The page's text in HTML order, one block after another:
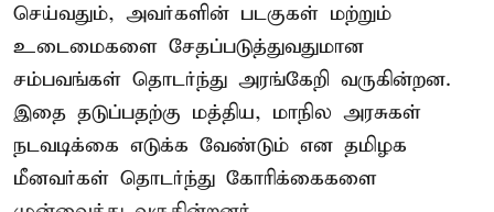
செய்வதும், அவர்களின் படகுகள் மற்றும்
உடைமைகளை சேதப்படுத்துவதுமான
சம்பவங்கள் தொடர்ந்து அரங்கேறி வருகின்றன.
இதை தடுப்பதற்கு மத்திய, மாநில அரசுகள்
நடவடிக்கை எடுக்க வேண்டும் என தமிழக
மீனவர்கள் தொடர்ந்து கோரிக்கைகளை